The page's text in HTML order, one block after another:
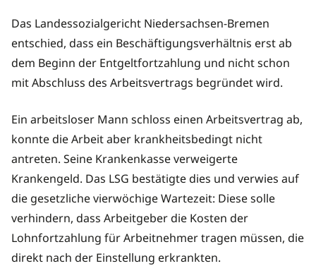
Das Landessozialgericht Niedersachsen-Bremen
entschied, dass ein Beschäftigungsverhältnis erst ab
dem Beginn der Entgeltfortzahlung und nicht schon
mit Abschluss des Arbeitsvertrags begründet wird.
Ein arbeitsloser Mann schloss einen Arbeitsvertrag ab,
konnte die Arbeit aber krankheitsbedingt nicht
antreten. Seine Krankenkasse verweigerte
Krankengeld. Das LSG bestätigte dies und verwies auf
die gesetzliche vierwöchige Wartezeit: Diese solle
verhindern, dass Arbeitgeber die Kosten der
Lohnfortzahlung für Arbeitnehmer tragen müssen, die
direkt nach der Einstellung erkrankten.